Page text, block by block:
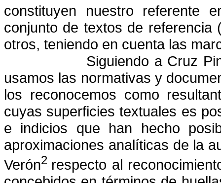
constituyen nuestro referente
conjunto de textos de
otros, teniendo en cuenta las
Siguiendo a Cruz
usamos las normativas y
los reconocemos como
cuyas superficies textuales es
e indicios que han hecho
aproximaciones analíticas de la
Verón2 respecto al